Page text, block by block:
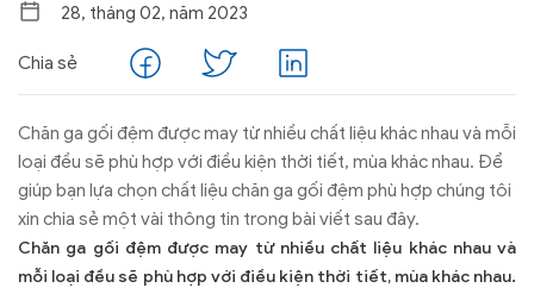
28, tháng 02, năm 2023
Chia sẻ
Chăn ga gối đệm được may từ nhiều chất liệu khác nhau và mỗi
loại đều sẽ phù hợp với điều kiện thời tiết, mùa khác nhau. Để
giúp bạn lựa chọn chất liệu chăn ga gối đệm phù hợp chúng tôi
xin chia sẻ một vài thông tin trong bài viết sau đây.
Chăn ga gối đệm được may từ nhiều chất liệu khác nhau và
mỗi loại đều sẽ phù hợp với điều kiện thời tiết, mùa khác nhau.